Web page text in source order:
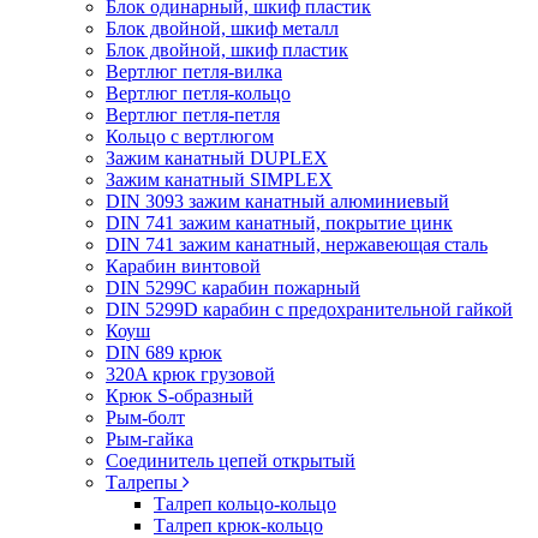
Блок одинарный, шкиф пластик
Блок двойной, шкиф металл
Блок двойной, шкиф пластик
Вертлюг петля-вилка
Вертлюг петля-кольцо
Вертлюг петля-петля
Кольцо с вертлюгом
Зажим канатный DUPLEX
Зажим канатный SIMPLEX
DIN 3093 зажим канатный алюминиевый
DIN 741 зажим канатный, покрытие цинк
DIN 741 зажим канатный, нержавеющая сталь
Карабин винтовой
DIN 5299C карабин пожарный
DIN 5299D карабин с предохранительной гайкой
Коуш
DIN 689 крюк
320A крюк грузовой
Крюк S-образный
Рым-болт
Рым-гайка
Соединитель цепей открытый
Талрепы
Талреп кольцо-кольцо
Талреп крюк-кольцо